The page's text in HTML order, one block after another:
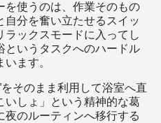
使うのは、作業そのもの
自分を奮い立たせるスイッ
ックスモードに入ってし
というタスクへのハードル
ます。
そのまま利用して浴室へ直
いしょ」という精神的な葛
のルーティンへ移行する